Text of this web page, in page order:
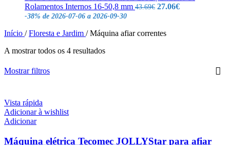
Rolamentos Internos 16-50,8 mm 43.69€ O
era:
27.06€O
-38% de 2026-07-06 a 2026-09-30
Início / Floresta e Jardim / Máquina afiar correntes
A mostrar todos os 4 resultados
Mostrar filtros
Vista rápida
Adicionar à wishlist
Adicionar
Máquina elétrica Tecomec JOLLYStar para afiar